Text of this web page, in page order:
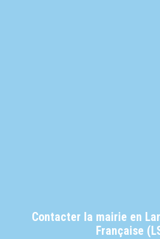
Contacter la mairie en
Française